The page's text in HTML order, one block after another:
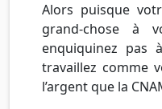
Alors puisque
grand-chose à
enquiquinez pas
travaillez comme
l’argent que la